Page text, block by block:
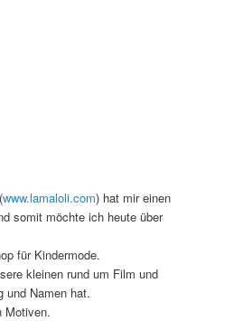
www.lamaloli.com) hat mir einen
somit möchte ich heute über
für Kindermode.
kleinen rund um Film und
und Namen hat.
Motiven.